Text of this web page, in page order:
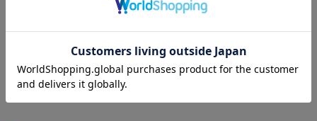
カテゴリー
メーカー